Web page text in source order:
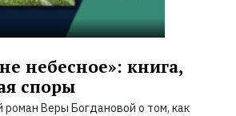
небесное»: книга,
споры
Веры Богдановой о том, как